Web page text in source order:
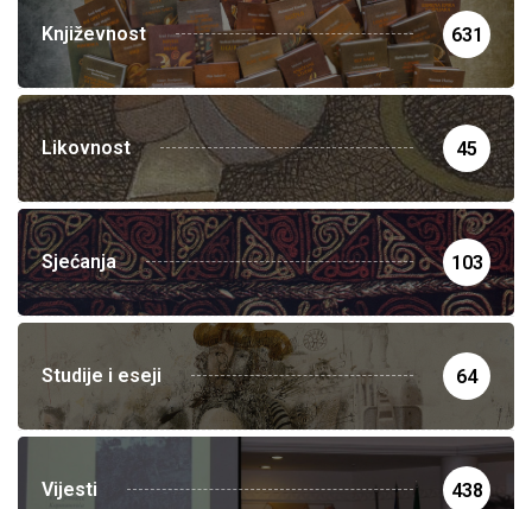
Književnost 631
Likovnost 45
Sjećanja 103
Studije i eseji 64
Vijesti 438